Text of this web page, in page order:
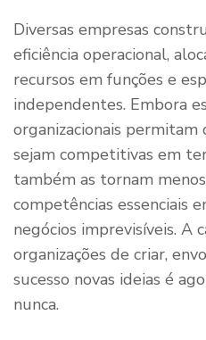
Diversas empresas
eficiência operacional,
recursos em funções e
independentes. Embora
organizacionais permitam
sejam competitivas em
também as tornam
competências essenciais
negócios imprevisíveis. A
organizações de criar,
sucesso novas ideias é
nunca.